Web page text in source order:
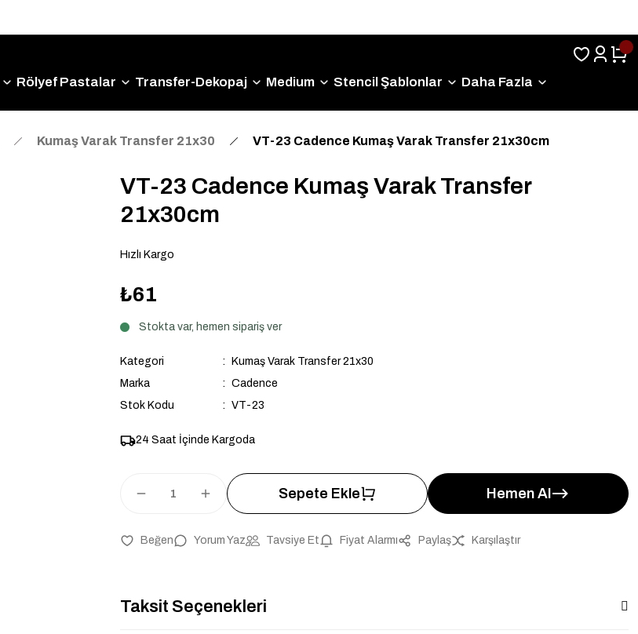
Rölyef Pastalar Transfer-Dekopaj Medium Stencil Şablonlar Daha Fazla
Kumaş Varak Transfer 21x30 VT-23 Cadence Kumaş Varak Transfer 21x30cm
VT-23 Cadence Kumaş Varak Transfer
21x30cm
Hızlı Kargo
₺61
Stokta var, hemen sipariş ver
Kategori
Kumaş Varak Transfer 21x30
Marka
Cadence
Stok Kodu
VT-23
24 Saat İçinde Kargoda
Sepete Ekle Hemen Al
Yorum Yaz Tavsiye Et Fiyat Alarmı Paylaş Karşılaştır
Taksit Seçenekleri